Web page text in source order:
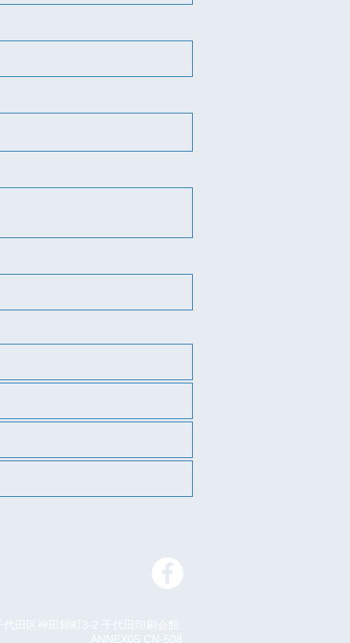
田区神田錦町3-2 千代田印刷会館
ANNEX05 CN-508